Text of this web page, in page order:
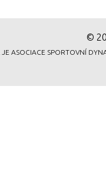
©
ASOCIACE SPORTOVNÍ